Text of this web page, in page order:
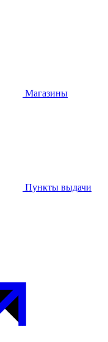
Магазины
Пункты выдачи